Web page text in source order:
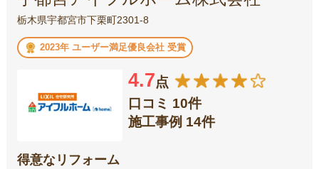
栃木県宇都宮市下栗町2301-8
2023年 ユーザー満足優良会社 受賞
4.7点
口コミ 10件
施工事例 14件
得意なリフォーム